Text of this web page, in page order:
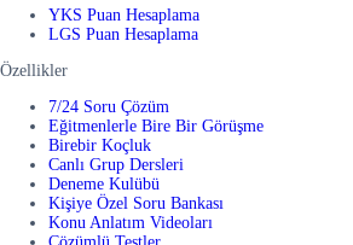
YKS Puan Hesaplama
LGS Puan Hesaplama
Özellikler
7/24 Soru Çözüm
Eğitmenlerle Bire Bir Görüşme
Birebir Koçluk
Canlı Grup Dersleri
Deneme Kulübü
Kişiye Özel Soru Bankası
Konu Anlatım Videoları